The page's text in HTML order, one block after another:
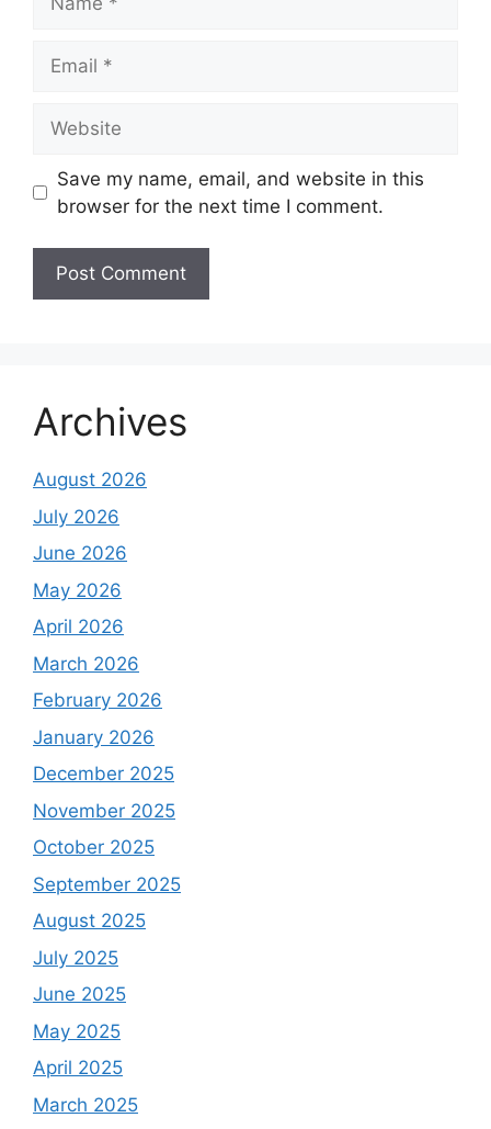
Save my name, email, and website in this
browser for the next time I comment.
Archives
August 2026
July 2026
June 2026
May 2026
April 2026
March 2026
February 2026
January 2026
December 2025
November 2025
October 2025
September 2025
August 2025
July 2025
June 2025
May 2025
April 2025
March 2025